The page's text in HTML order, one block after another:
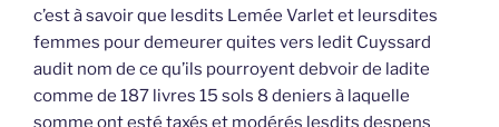
c’est à savoir que lesdits Lemée Varlet et leursdites
femmes pour demeurer quites vers ledit Cuyssard
audit nom de ce qu’ils pourroyent debvoir de ladite
comme de 187 livres 15 sols 8 deniers à laquelle
somme ont esté taxés et modérés lesdits despens